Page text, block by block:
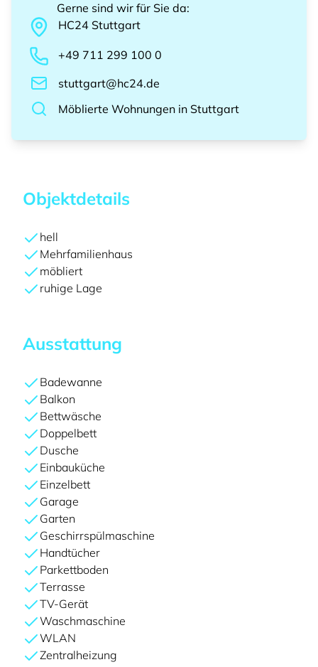
Gerne sind wir für Sie da:
HC24 Stuttgart
+49 711 299 100 0
stuttgart@hc24.de
Möblierte Wohnungen in Stuttgart
Objektdetails
hell
Mehrfamilienhaus
möbliert
ruhige Lage
Ausstattung
Badewanne
Balkon
Bettwäsche
Doppelbett
Dusche
Einbauküche
Einzelbett
Garage
Garten
Geschirrspülmaschine
Handtücher
Parkettboden
Terrasse
TV-Gerät
Waschmaschine
WLAN
Zentralheizung